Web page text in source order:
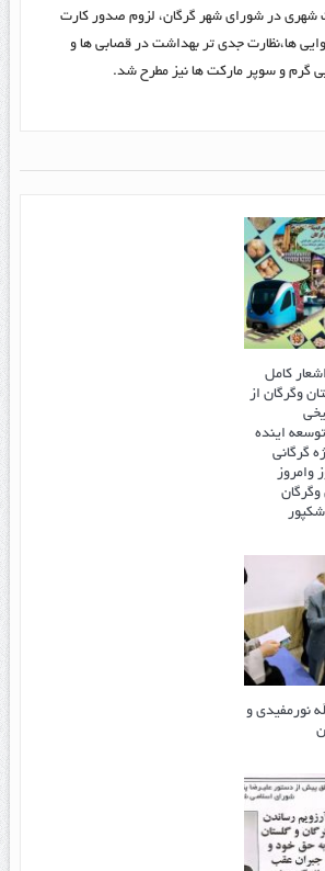
شهری در شورای شهر گرگان، لزوم صدور کارت
ها،نظارت جدی تر بهداشت در قصابی ها و
گرم و سوپر مارکت ها نیز مطرح شد.
کامل
وگرگان از
اینده
گرگانی
وامروز
نورمفیدی و